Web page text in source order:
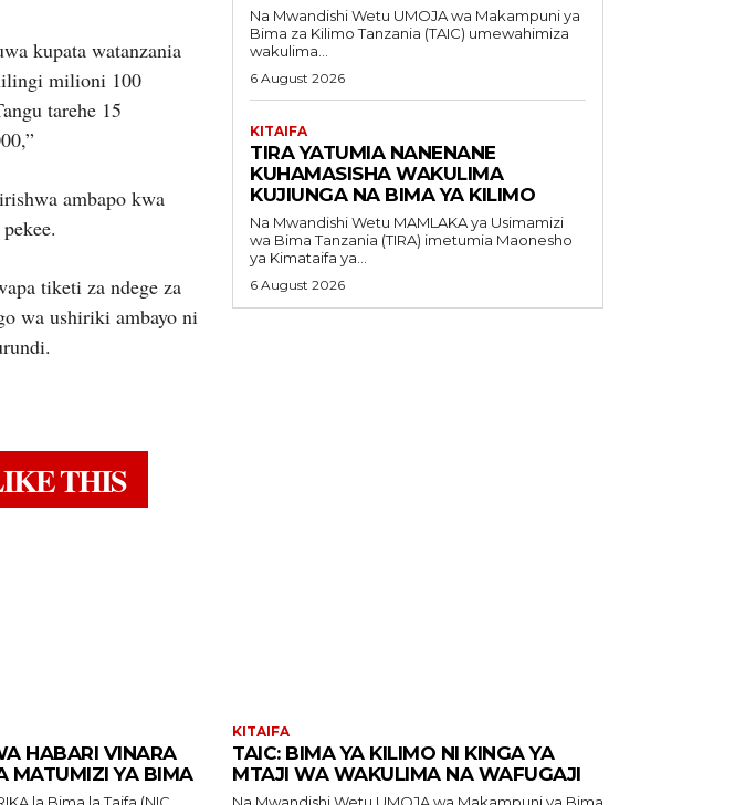
kupata watanzania
milioni 100
tarehe 15
ambapo kwa
tiketi za ndege za
wa ushiriki ambayo ni
Na Mwandishi Wetu UMOJA wa Makampuni ya
Bima za Kilimo Tanzania (TAIC) umewahimiza
wakulima...
6 August 2026
KITAIFA
TIRA YATUMIA NANENANE
KUHAMASISHA WAKULIMA
KUJIUNGA NA BIMA YA KILIMO
Na Mwandishi Wetu MAMLAKA ya Usimamizi
wa Bima Tanzania (TIRA) imetumia Maonesho
ya Kimataifa ya...
6 August 2026
THIS
HABARI VINARA
MATUMIZI YA BIMA
KITAIFA
TAIC: BIMA YA KILIMO NI KINGA YA
MTAJI WA WAKULIMA NA WAFUGAJI
Na Mwandishi Wetu UMOJA wa Makampuni ya Bima